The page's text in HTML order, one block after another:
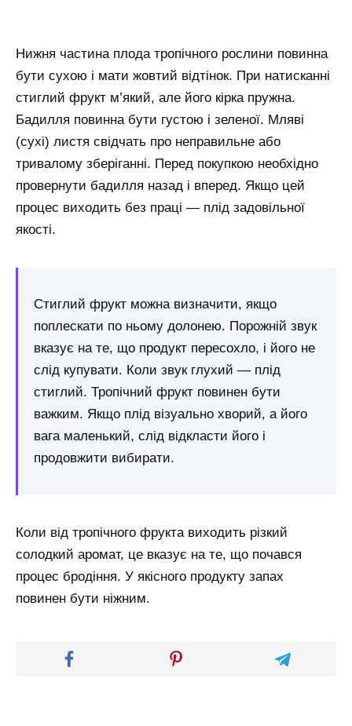
Нижня частина плода тропічного рослини повинна
бути сухою і мати жовтий відтінок. При натисканні
стиглий фрукт м’який, але його кірка пружна.
Бадилля повинна бути густою і зеленої. Мляві
(сухі) листя свідчать про неправильне або
тривалому зберіганні. Перед покупкою необхідно
провернути бадилля назад і вперед. Якщо цей
процес виходить без праці — плід задовільної
якості.
Стиглий фрукт можна визначити, якщо
поплескати по ньому долонею. Порожній звук
вказує на те, що продукт пересохло, і його не
слід купувати. Коли звук глухий — плід
стиглий. Тропічний фрукт повинен бути
важким. Якщо плід візуально хворий, а його
вага маленький, слід відкласти його і
продовжити вибирати.
Коли від тропічного фрукта виходить різкий
солодкий аромат, це вказує на те, що почався
процес бродіння. У якісного продукту запах
повинен бути ніжним.